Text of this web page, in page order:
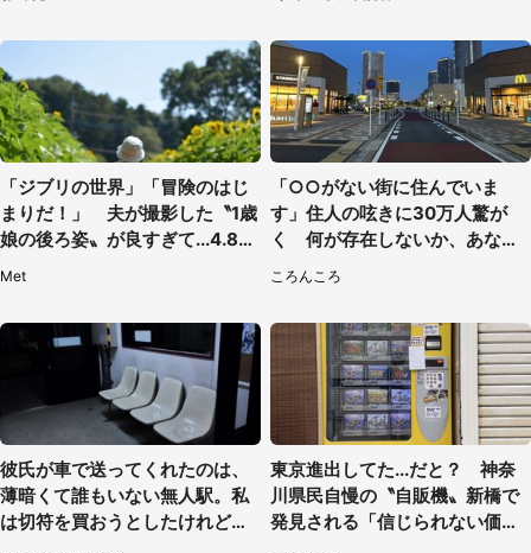
（埼玉県・女性）
「ジブリの世界」「冒険のはじ
まりだ！」 夫が撮影した〝1歳
娘の後ろ姿〟が良すぎて...4.8万
Met
「○○がない街に住んでいま
す」住人の呟きに30万人驚が
く 何が存在しないか、あなた
ころんころ
彼氏が車で送ってくれたのは、
薄暗くて誰もいない無人駅。私
は切符を買おうとしたけれど
（山形県・20代女性）
東京進出してた...だと？ 神奈
川県民自慢の〝自販機〟新橋で
発見される「信じられない価格